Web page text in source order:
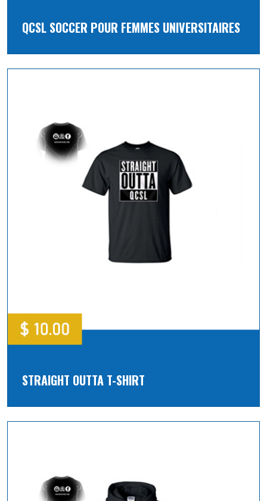
QCSL SOCCER POUR FEMMES UNIVERSITAIRES
STRAIGHT OUTTA T-SHIRT